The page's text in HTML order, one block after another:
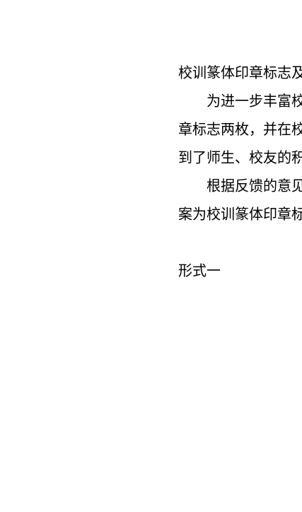
校训篆体印章标志
为进一步丰富
章标志两枚，并在
到了师生、校友的
根据反馈的意
案为校训篆体印章
形式一